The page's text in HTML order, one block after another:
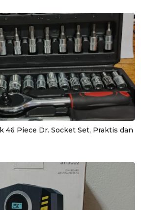
46 Piece Dr. Socket Set, Praktis dan